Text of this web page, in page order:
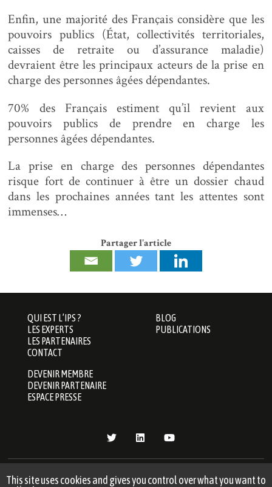
Enfin, une majorité des Français considère que les
pouvoirs publics (État, collectivités territoriales,
caisses de retraite ou d’assurance maladie)
devraient être les principaux acteurs de la prise en
charge des personnes âgées dépendantes.
70% des Français estiment qu’il revient aux
pouvoirs publics de prendre en charge les
personnes âgées dépendantes.
La prise en charge des personnes dépendantes
risque fort de continuer à être un dossier chaud
dans les prochaines années tant les attentes sont
immenses…
Partager l'article
QUI EST L’IPS ?
LES EXPERTS
LES PARTENAIRES
CONTACT
BLOG
PUBLICATIONS
DEVENIR MEMBRE
DEVENIR PARTENAIRE
ESPACE PRESSE
COOKIES
This site uses cookies and gives you control over what you want to